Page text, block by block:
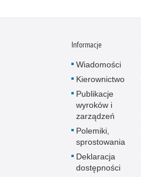
Informacje
Wiadomości
Kierownictwo
Publikacje
wyroków i
zarządzeń
Polemiki,
sprostowania
Deklaracja
dostępności